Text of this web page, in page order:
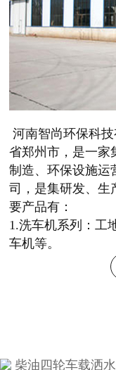
河南智尚环保科
省郑州市，是一家
制造、环保设施运
司，是集研发、生
要产品有：
1.洗车机系列：工
车机等。